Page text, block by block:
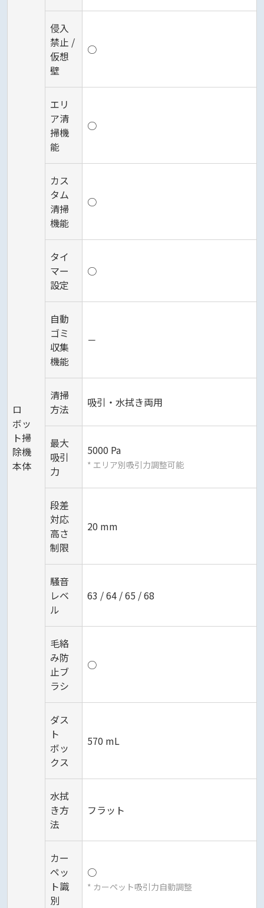
ロ
ボッ
ト掃
除機
本体
侵入
禁止 /
仮想
壁
○
エリ
ア清
掃機
能
○
カス
タム
清掃
機能
○
タイ
マー
設定
○
自動
ゴミ
収集
機能
－
清掃
方法
吸引・水拭き両用
最大
吸引
力
5000 Pa
* エリア別吸引力調整可能
段差
対応
高さ
制限
20 mm
騒音
レベ
ル
63 / 64 / 65 / 68
毛絡
み防
止ブ
ラシ
○
ダス
ト
ボッ
クス
570 mL
水拭
き方
法
フラット
カー
ペッ
ト識
別
○
* カーペット吸引力自動調整